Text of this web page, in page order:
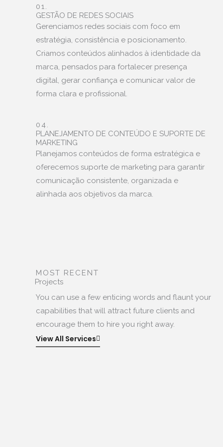
01.
GESTÃO DE REDES SOCIAIS
Gerenciamos redes sociais com foco em
estratégia, consistência e posicionamento.
Criamos conteúdos alinhados à identidade da
marca, pensados para fortalecer presença
digital, gerar confiança e comunicar valor de
forma clara e profissional.
04.
PLANEJAMENTO DE CONTEÚDO E SUPORTE DE
MARKETING
Planejamos conteúdos de forma estratégica e
oferecemos suporte de marketing para garantir
comunicação consistente, organizada e
alinhada aos objetivos da marca.
MOST RECENT
Projects
You can use a few enticing words and flaunt your
capabilities that will attract future clients and
encourage them to hire you right away.
View All Services